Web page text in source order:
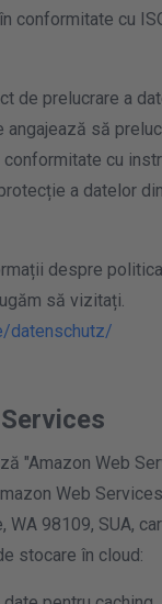
conformitate cu
de prelucrare a
angajează să
cu
a datelor
despre
să vizitați.
datenschutz/
"Amazon Web
Web
WA 98109, SUA,
stocare în cloud: